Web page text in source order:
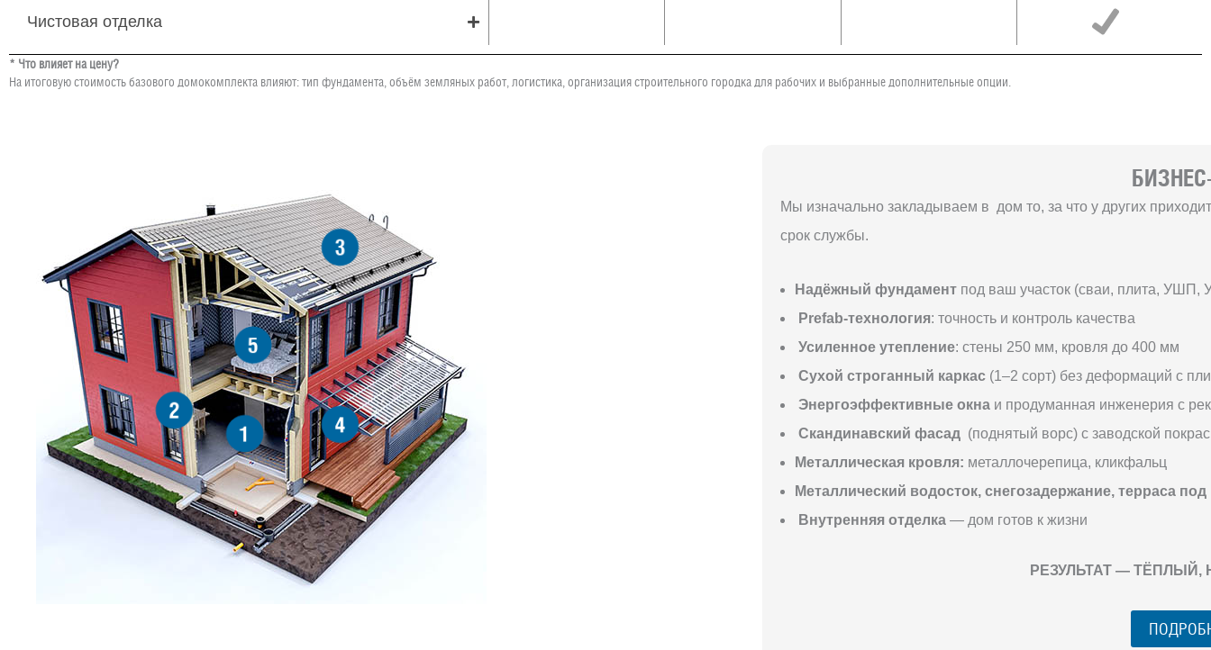
Чистовая отделка
* Что влияет на цену?
На итоговую стоимость базового домокомплекта влияют: тип фундамента, объём земляных работ, логистика, организация строительного городка для рабочих и выбранные дополнительные опции.
1
2
3
4
5
Мы изначально закладываем в дом то, за что у других
срок службы.
Надёжный фундамент под ваш участок (сваи, плита, УШП,
Prefab-технология: точность и контроль качества
Усиленное утепление: стены 250 мм, кровля до 400 мм
Сухой строганный каркас (1–2 сорт) без деформаций с
Энергоэффективные окна и продуманная инженерия с
Скандинавский фасад (поднятый ворс) с заводской
Металлическая кровля: металлочерепица, кликфальц
Металлический водосток, снегозадержание, терраса
Внутренняя отделка — дом готов к жизни
РЕЗУЛЬТАТ —